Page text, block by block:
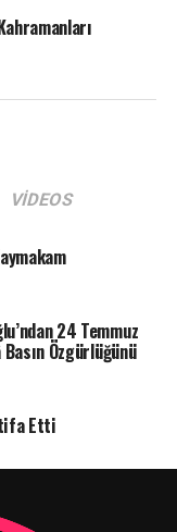
VIDEOS
24 Temmuz
Basın Özgürlüğünü
Etti